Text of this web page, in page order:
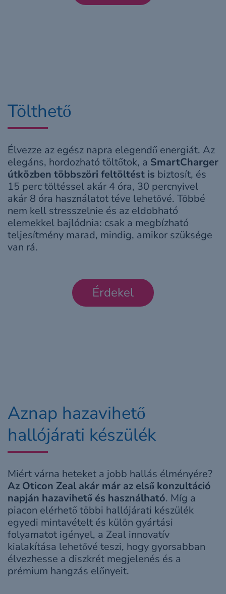
Tölthető
Élvezze az egész napra elegendő energiát. Az
elegáns, hordozható töltőtok, a SmartCharger
útközben többszöri feltöltést is biztosít, és
15 perc töltéssel akár 4 óra, 30 percnyivel
akár 8 óra használatot téve lehetővé. Többé
nem kell stresszelnie és az eldobható
elemekkel bajlódnia: csak a megbízható
teljesítmény marad, mindig, amikor szüksége
van rá.
Érdekel
Aznap hazavihető
hallójárati készülék
Miért várna heteket a jobb hallás élményére?
Az Oticon Zeal akár már az első konzultáció
napján hazavihető és használható. Míg a
piacon elérhető többi hallójárati készülék
egyedi mintavételt és külön gyártási
folyamatot igényel, a Zeal innovatív
kialakítása lehetővé teszi, hogy gyorsabban
élvezhesse a diszkrét megjelenés és a
prémium hangzás előnyeit.